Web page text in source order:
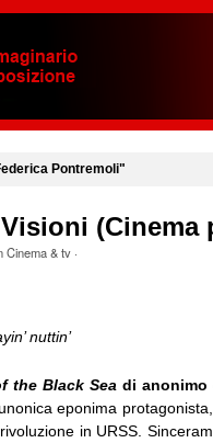
Pontremoli"
(Cinema
Cinema & tv·
nuttin’
the Black Sea di anonimo
eponima
in URSS.